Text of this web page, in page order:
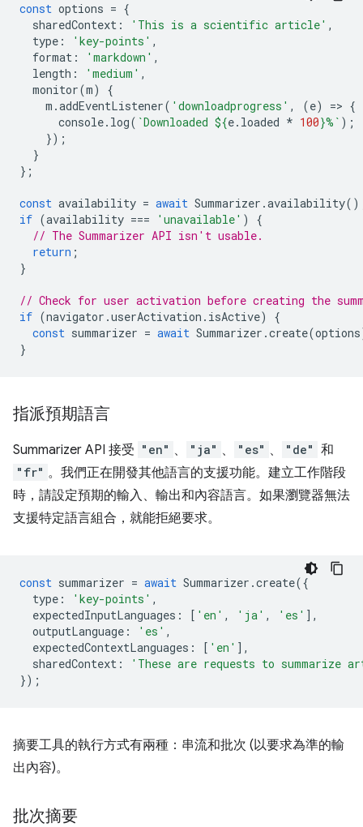
const options = {
sharedContext : 'This is a scientific article' ,
type : 'key-points' ,
format : 'markdown' ,
length : 'medium' ,
monitor(m)
{
m .addEventListener( 'downloadprogress' , (e) => {
console. log( `Downloaded ${e. loaded * 100}%` );
});
}
};
const availability = await Summarizer .availability
if (availability === 'unavailable' )
{
// The Summarizer API isn't usable.
return ;
}
// Check for user activation before creating the
if (navigator .userActivation . isActive)
{
const summarizer = await Summarizer .create(options
}
指派預期語言
Summarizer API 接受 "en" 、 "ja" 、 "es" 、 "de" 和
"fr" 。我們正在開發其他語言的支援功能。建立工作階段
時，請設定預期的輸入、輸出和內容語言。如果瀏覽器無法
支援特定語言組合，就能拒絕要求。
const summarizer = await Summarizer .create({
type : 'key-points' ,
expectedInputLanguages : [ 'en' , 'ja' , 'es' ],
outputLanguage : 'es' ,
expectedContextLanguages : [ 'en' ],
sharedContext :
'These are requests to summarize
});
摘要工具的執行方式有兩種：串流和批次 (以要求為準的輸
出內容)。
批次摘要